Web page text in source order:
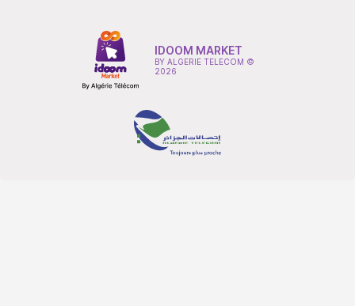
IDOOM MARKET
BY ALGERIE TELECOM ©
2026